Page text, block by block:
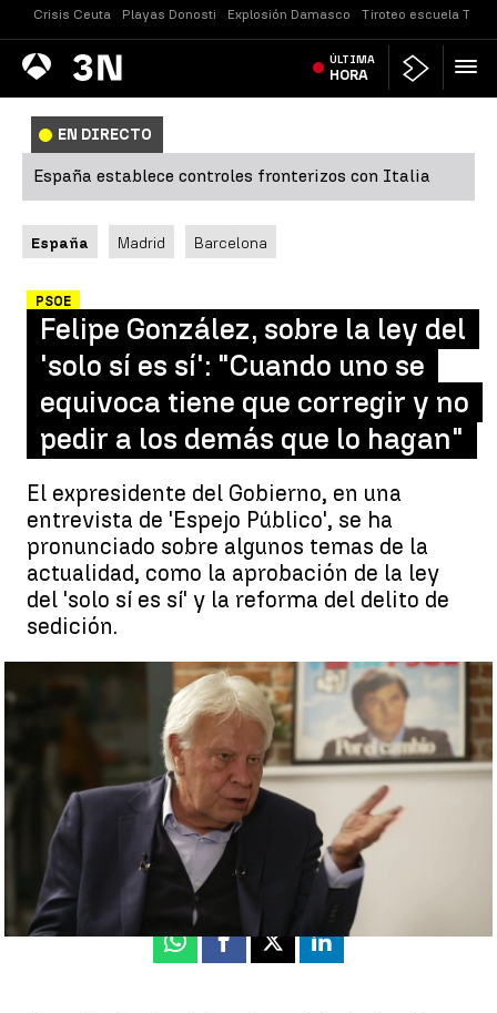
Crisis Ceuta Playas Donosti Explosión Damasco Tiroteo escuela
Antena
3 Noticias ÚLTIMA
HORA
EN DIRECTO
España establece controles fronterizos con Italia
España Madrid Barcelona
PSOE
Felipe González, sobre la ley del
'solo sí es sí': "Cuando uno se
equivoca tiene que corregir y no
pedir a los demás que lo hagan"
El expresidente del Gobierno, en una
entrevista de 'Espejo Público', se ha
pronunciado sobre algunos temas de la
actualidad, como la aprobación de la ley
del 'solo sí es sí' y la reforma del delito de
sedición.
Felipe González se ha pronunciado también sobre la crispación
en política | Antena 3 Noticias
Juan A. Vargas
Actualizado:
02 de diciembre de 2022, 10:40
Publicado:
01 de diciembre de 2022, 21:41
Whatsapp
Facebook
X Linkedin